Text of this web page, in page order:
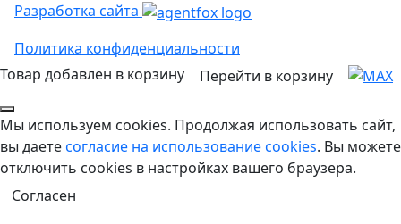
Разработка сайта
Политика конфиденциальности
Товар добавлен в корзину
Перейти в корзину
Мы используем cookies. Продолжая использовать сайт,
вы даетесогласие на использование cookies. Вы можете
отключить cookies в настройках вашего браузера.
Согласен